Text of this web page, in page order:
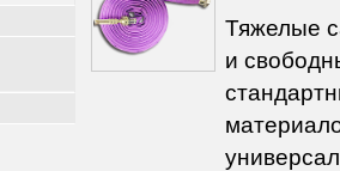
Тяжелые
и